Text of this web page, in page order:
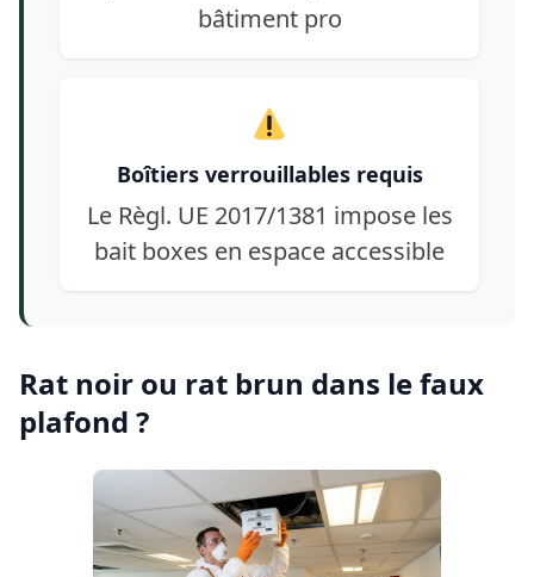
bâtiment pro
Boîtiers verrouillables requis
Le Règl. UE 2017/1381 impose les
bait boxes en espace accessible
Rat noir ou rat brun dans le faux
plafond ?